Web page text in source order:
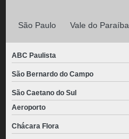
São Paulo Vale do Paraíba
ABC Paulista
São Bernardo do Campo
São Caetano do Sul
Aeroporto
Chácara Flora